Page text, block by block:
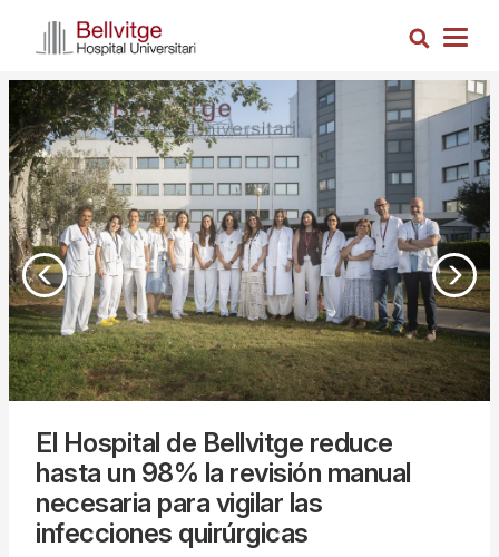
principal
Busca
El Hospital de Bellvitge reduce
hasta un 98% la revisión manual
necesaria para vigilar las
infecciones quirúrgicas